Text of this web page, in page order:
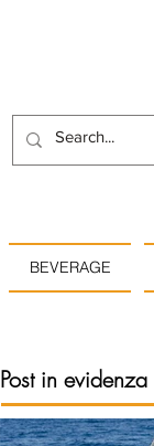
BEVERAGE
Post in evidenza